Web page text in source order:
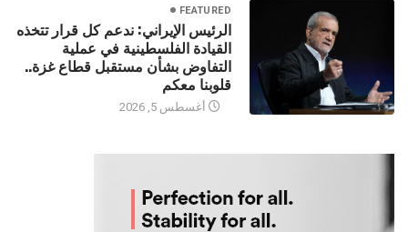
FEATURED
الرئيس الإيراني: ندعم كل قرار تتخذه
القيادة الفلسطينية في عملية
التفاوض بشأن مستقبل قطاع غزة..
قلوبنا معكم
أغسطس 5, 2026